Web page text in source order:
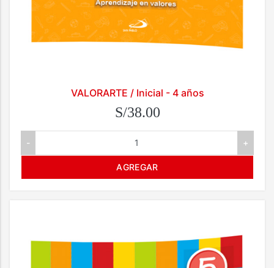
VALORARTE / Inicial - 4 años
S/38.00
- +
AGREGAR